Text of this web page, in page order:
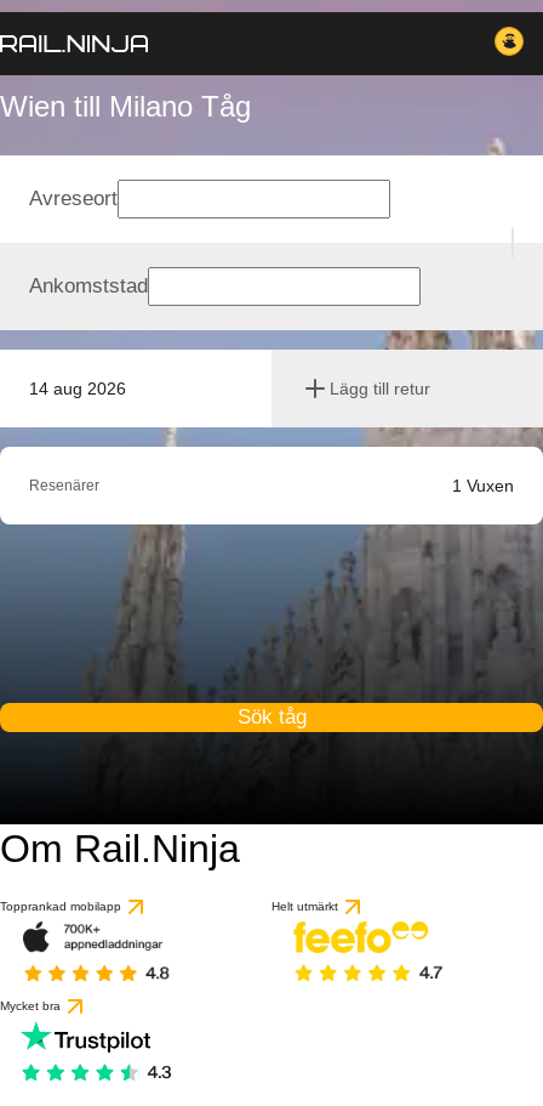
Wien till Milano Tåg
14 aug 2026 Lägg till retur
Avreseort
Ankomststad
Resenärer 1 Vuxen
Sök tåg
Om Rail.Ninja
Topprankad mobilapp Helt utmärkt
Mycket bra
baserat på 1